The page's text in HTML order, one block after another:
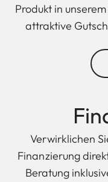
Produkt in
attraktive
Verwirklichen
Finanzierung
Beratung